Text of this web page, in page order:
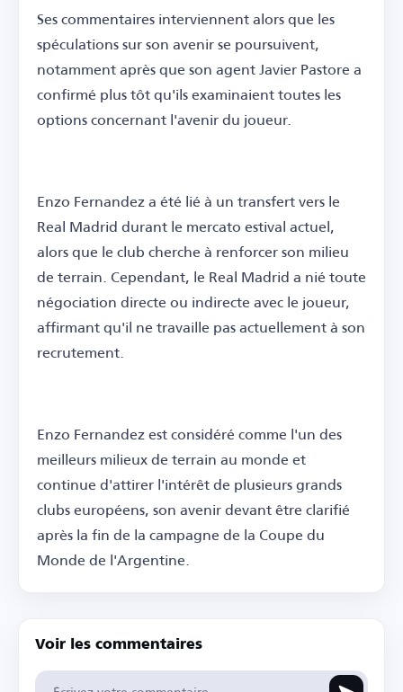
Ses commentaires interviennent alors que les
spéculations sur son avenir se poursuivent,
notamment après que son agent Javier Pastore a
confirmé plus tôt qu'ils examinaient toutes les
options concernant l'avenir du joueur.
Enzo Fernandez a été lié à un transfert vers le
Real Madrid durant le mercato estival actuel,
alors que le club cherche à renforcer son milieu
de terrain. Cependant, le Real Madrid a nié toute
négociation directe ou indirecte avec le joueur,
affirmant qu'il ne travaille pas actuellement à son
recrutement.
Enzo Fernandez est considéré comme l'un des
meilleurs milieux de terrain au monde et
continue d'attirer l'intérêt de plusieurs grands
clubs européens, son avenir devant être clarifié
après la fin de la campagne de la Coupe du
Monde de l'Argentine.
Voir les commentaires